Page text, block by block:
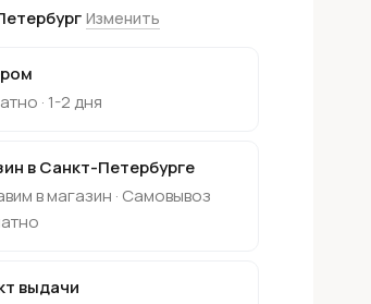
Изменить
· 1-2 дня
в Санкт-Петербурге
в магазин · Самовывоз
выдачи